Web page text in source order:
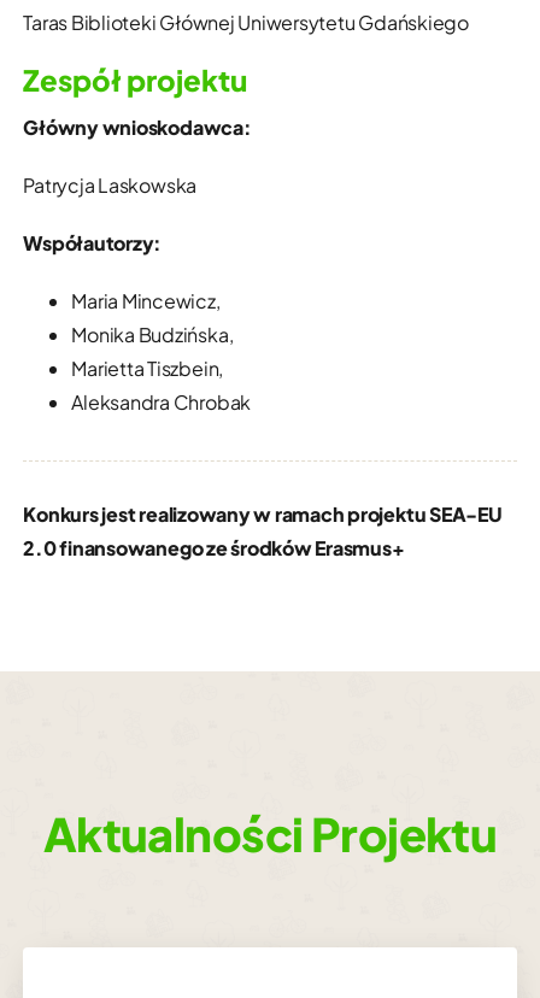
Taras Biblioteki Głównej Uniwersytetu Gdańskiego
Zespół projektu
Główny wnioskodawca:
Patrycja Laskowska
Współautorzy:
Maria Mincewicz,
Monika Budzińska,
Marietta Tiszbein,
Aleksandra Chrobak
Konkurs jest realizowany w ramach projektu SEA-EU
2.0 finansowanego ze środków Erasmus+
Aktualności Projektu